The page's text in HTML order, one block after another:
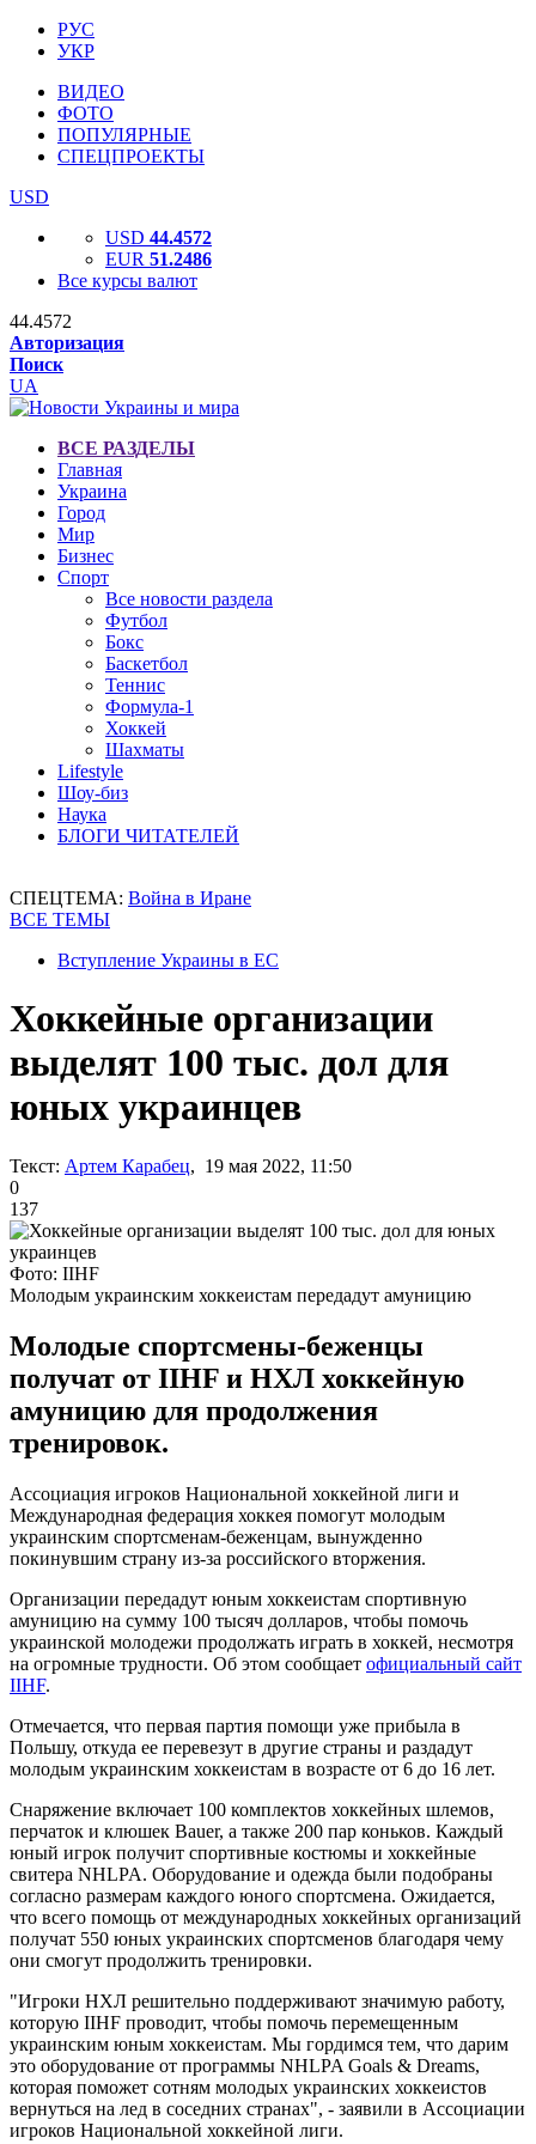
РУС
УКР
ВИДЕО
ФОТО
ПОПУЛЯРНЫЕ
СПЕЦПРОЕКТЫ
USD
USD 44.4572
EUR 51.2486
Все курсы валют
44.4572
Авторизация
Поиск
UA
ВСЕ РАЗДЕЛЫ
Главная
Украина
Город
Мир
Бизнес
Спорт
Все новости раздела
Футбол
Бокс
Баскетбол
Теннис
Формула-1
Хоккей
Шахматы
Lifestyle
Шоу-биз
Наука
БЛОГИ ЧИТАТЕЛЕЙ
СПЕЦТЕМА: Война в Иране
ВСЕ ТЕМЫ
Вступление Украины в ЕС
Хоккейные организации
выделят 100 тыс. дол для
юных украинцев
Текст: Артем Карабец, 19 мая 2022, 11:50
0
137
Фото: IIHF
Молодым украинским хоккеистам передадут амуницию
Молодые спортсмены-беженцы
получат от IIHF и НХЛ хоккейную
амуницию для продолжения
тренировок.
Ассоциация игроков Национальной хоккейной лиги и
Международная федерация хоккея помогут молодым
украинским спортсменам-беженцам, вынужденно
покинувшим страну из-за российского вторжения.
Организации передадут юным хоккеистам спортивную
амуницию на сумму 100 тысяч долларов, чтобы помочь
украинской молодежи продолжать играть в хоккей, несмотря
на огромные трудности. Об этом сообщает официальный сайт
IIHF.
Отмечается, что первая партия помощи уже прибыла в
Польшу, откуда ее перевезут в другие страны и раздадут
молодым украинским хоккеистам в возрасте от 6 до 16 лет.
Снаряжение включает 100 комплектов хоккейных шлемов,
перчаток и клюшек Bauer, а также 200 пар коньков. Каждый
юный игрок получит спортивные костюмы и хоккейные
свитера NHLPA. Оборудование и одежда были подобраны
согласно размерам каждого юного спортсмена. Ожидается,
что всего помощь от международных хоккейных организаций
получат 550 юных украинских спортсменов благодаря чему
они смогут продолжить тренировки.
"Игроки НХЛ решительно поддерживают значимую работу,
которую IIHF проводит, чтобы помочь перемещенным
украинским юным хоккеистам. Мы гордимся тем, что дарим
это оборудование от программы NHLPA Goals & Dreams,
которая поможет сотням молодых украинских хоккеистов
вернуться на лед в соседних странах", - заявили в Ассоциации
игроков Национальной хоккейной лиги.